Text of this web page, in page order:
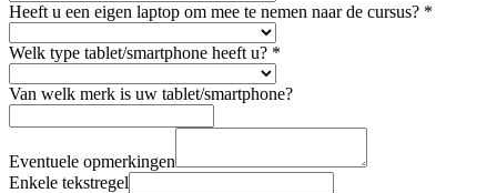
Heeft u een eigen laptop om mee te nemen naar de cursus? *
Welk type tablet/smartphone heeft u? *
Van welk merk is uw tablet/smartphone?
Eventuele opmerkingen
Enkele tekstregel